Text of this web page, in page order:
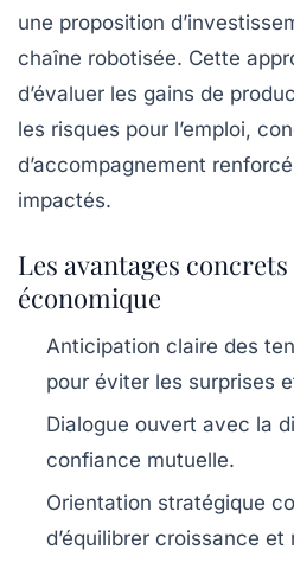
une proposition
chaîne robotisée. Cette
d’évaluer les gains de
les risques pour l’emploi,
d’accompagnement
impactés.
Les avantages
économique
Anticipation claire des
pour éviter les surprises
Dialogue ouvert avec la
confiance mutuelle.
Orientation stratégique
d’équilibrer croissance